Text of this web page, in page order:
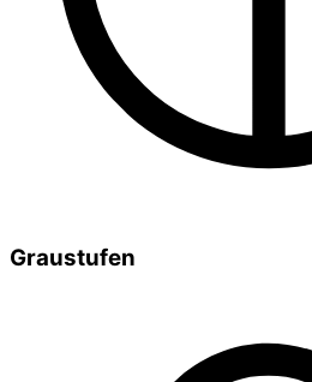
Graustufen